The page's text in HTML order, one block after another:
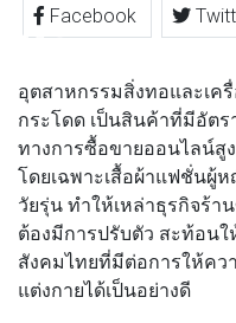
Facebook
อุตสาหกรรมสิ่งทอและเค
กระโดด เป็นสินค้าที่มีอัตร
ทางการซื้อขายออนไลน์สู
โดยเฉพาะเสื้อผ้าแฟชั่นผู้
วัยรุ่น ทำให้เหล่าธุรกิจร้า
ต้องมีการปรับตัว สะท้อน
สังคมไทยที่มีต่อการให้คว
แต่งกายได้เป็นอย่างดี